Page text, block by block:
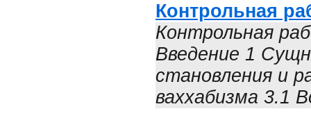
Контрольная
Контрольная
Введение 1
становления и
ваххабизма 3.1